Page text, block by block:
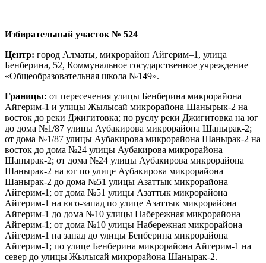
Избирательный участок № 524
Центр: город Алматы, микрорайон Айгерим–1, улица
Бенберина, 52, Коммунальное государственное учреждение
«Общеобразовательная школа №149».
Границы: от пересечения улицы Бенберина микрорайона
Айгерим-1 и улицы Жылысай микрорайона Шанырык-2 на
восток до реки Джигитовка; по руслу реки Джигитовка на юг
до дома №1/87 улицы Аубакирова микрорайона Шанырак-2;
от дома №1/87 улицы Аубакирова микрорайона Шанырак-2 на
восток до дома №24 улицы Аубакирова микрорайона
Шанырак-2; от дома №24 улицы Аубакирова микрорайона
Шанырак-2 на юг по улице Аубакирова микрорайона
Шанырак-2 до дома №51 улицы Азаттык микрорайона
Айгерим-1; от дома №51 улицы Азаттык микрорайона
Айгерим-1 на юго-запад по улице Азаттык микрорайона
Айгерим-1 до дома №10 улицы Набережная микрорайона
Айгерим-1; от дома №10 улицы Набережная микрорайона
Айгерим-1 на запад до улицы Бенберина микрорайона
Айгерим-1; по улице Бенберина микрорайона Айгерим-1 на
север до улицы Жылысай микрорайона Шанырак-2.